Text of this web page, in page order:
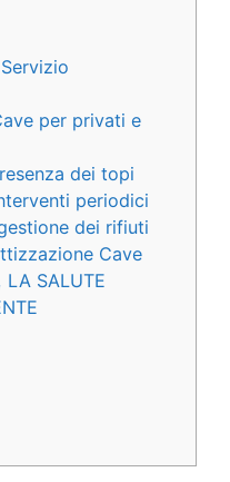
per privati e
dei topi
periodici
dei rifiuti
Cave
LA SALUTE